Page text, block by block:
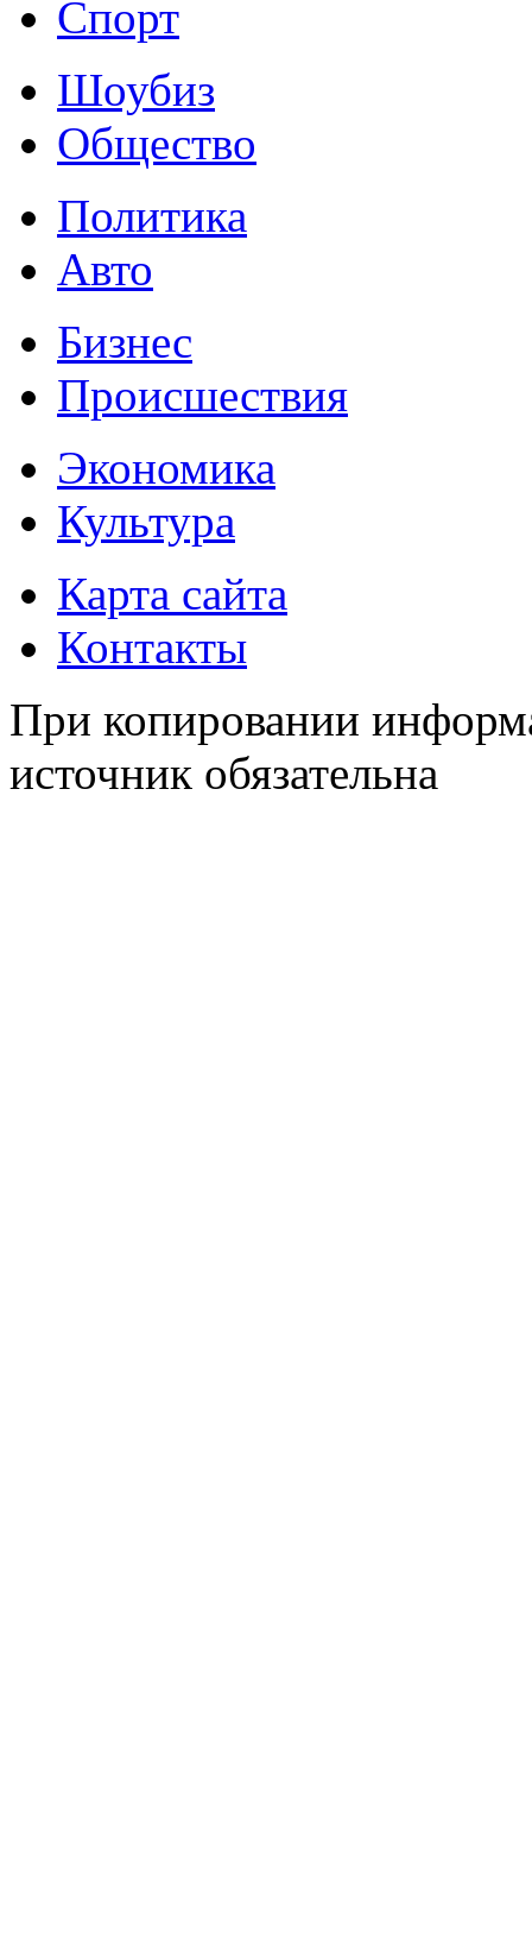
Спорт
Шоубиз
Общество
Политика
Авто
Бизнес
Происшествия
Экономика
Культура
Карта сайта
Контакты
При копировании
источник обязательна